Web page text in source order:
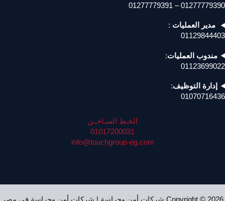
01277779390 – 01277779391
مدير العمليات :
01129844403
مندوب العمليات:
01123699022
إدارة التوظيف:
01070716436
الخـط السـاخــن
01017200031
info@touchgroup-eg.com